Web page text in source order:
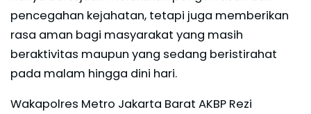
pencegahan kejahatan, tetapi juga memberikan
rasa aman bagi masyarakat yang masih
beraktivitas maupun yang sedang beristirahat
pada malam hingga dini hari.
Wakapolres Metro Jakarta Barat AKBP Rezi